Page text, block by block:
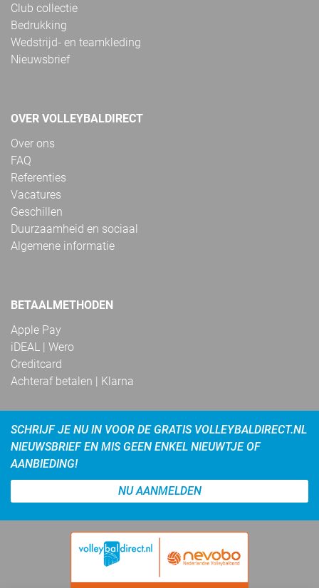
Club collectie
Bedrukking
Wedstrijd- en teamkleding
Nieuwsbrief
OVER VOLLEYBALDIRECT
Over ons
FAQ
Referenties
Vacatures
Geschillen
Duurzaamheid en sociaal
Algemene informatie
BETAALMETHODEN
Apple Pay
iDEAL | Wero
Creditcard
Achteraf betalen | Klarna
SCHRIJF JE NU IN VOOR DE GRATIS VOLLEYBALDIRECT.NL
NIEUWSBRIEF EN MIS GEEN ENKEL NIEUWTJE OF
AANBIEDING!
NU AANMELDEN